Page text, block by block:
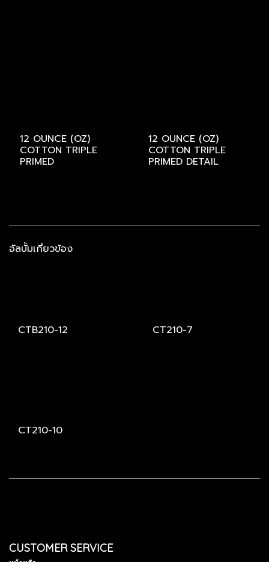
12 OUNCE (OZ)
COTTON TRIPLE
PRIMED
12 OUNCE (OZ)
COTTON TRIPLE
PRIMED DETAIL
อัลบั้มเกี่ยวข้อง
CTB210-12 CT210-7
CT210-10
CUSTOMER SERVICE